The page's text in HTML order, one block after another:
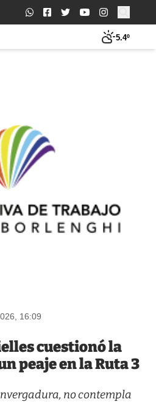
Buscar:
5.4º
16:09
cuestionó la
peaje en la Ruta 3
no contempla